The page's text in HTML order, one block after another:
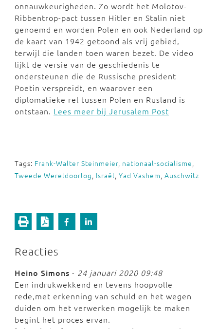
onnauwkeurigheden. Zo wordt het Molotov-
Ribbentrop-pact tussen Hitler en Stalin niet
genoemd en worden Polen en ook Nederland op
de kaart van 1942 getoond als vrij gebied,
terwijl die landen toen waren bezet. De video
lijkt de versie van de geschiedenis te
ondersteunen die de Russische president
Poetin verspreidt, en waarover een
diplomatieke rel tussen Polen en Rusland is
ontstaan. Lees meer bij Jerusalem Post
Tags: Frank-Walter Steinmeier, nationaal-socialisme,
Tweede Wereldoorlog, Israël, Yad Vashem, Auschwitz
Reacties
Heino Simons - 24 januari 2020 09:48
Een indrukwekkend en tevens hoopvolle
rede,met erkenning van schuld en het wegen
duiden om het verwerken mogelijk te maken
begint het proces ervan.